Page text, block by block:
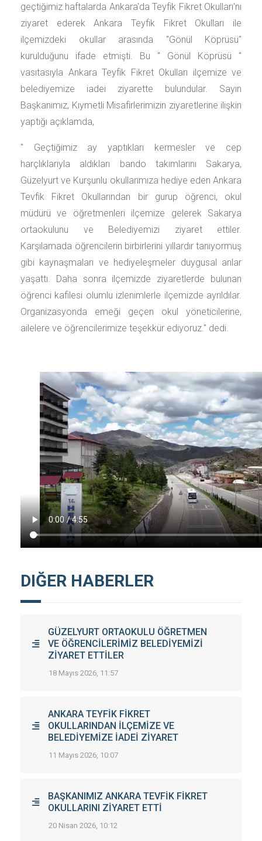
geçtiğimiz haftalarda Ankara'da Teyfik Fikret Okulları'nı
ziyaret ederek Ankara Teyfik Fikret Okulları ile
ilçemizdeki okullar arasında ''Gönül Köprüsü''
kurulduğunu ifade etmişti. Bu '' Gönül Köprüsü ''
vasıtasıyla Ankara Teyfik Fikret Okulları ilçemize ve
belediyemize iadei ziyarette bulundular. Sayın
Başkanımız, Kıymetli Misafirlerimizin ziyaretlerine ilişkin
yaptığı açıklamda,
'' Geçtiğimiz ay yaptıkları kermesler ve cep
harçlıklarıyla aldıkları bando takımlarını Sakarya,
Güzelyurt ve Kurşunlu okullarımıza hediye eden Ankara
Tevfik Fikret Okullarından bir gurup öğrenci, okul
müdürü ve öğretmenleri ilçemize gelerek Sakarya
ortaokulunu ve Belediyemizi ziyaret ettiler.
Karşılamada öğrencilerin birbirlerini yıllardır tanıyormuş
gibi kaynaşmaları ve hediyeleşmeler duygusal anlar
yaşattı. Daha sonra ilçemizde ziyaretlerde bulunan
öğrenci kafilesi olumlu izlenimlerle ilçemizde ayrıldılar.
Organizasyonda emeği geçen okul yöneticilerine,
ailelere ve öğrencilerimize teşekkür ediyoruz.'' dedi.
DIĞER HABERLER
GÜZELYURT ORTAOKULU ÖĞRETMEN
VE ÖĞRENCİLERİMİZ BELEDİYEMİZİ
ZİYARET ETTİLER
18 Mayıs 2026, 11:57
ANKARA TEYFİK FİKRET
OKULLARINDAN İLÇEMİZE VE
BELEDİYEMİZE İADEİ ZİYARET
11 Mayıs 2026, 10:07
BAŞKANIMIZ ANKARA TEVFİK FİKRET
OKULLARINI ZİYARET ETTİ
20 Nisan 2026, 10:12